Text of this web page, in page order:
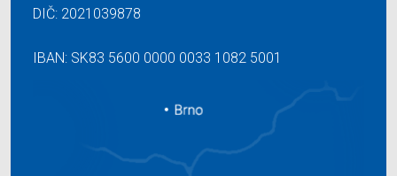
DIČ: 2021039878
IBAN: SK83 5600 0000 0033 1082 5001